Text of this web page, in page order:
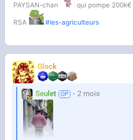
PAYSAN-chan qui pompe
RSA #les-agriculteurs
Glock
Seulet 2 mois